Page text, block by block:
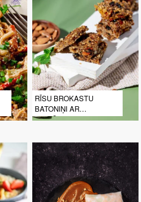
RĪSU BROKASTU
BATONIŅI AR
KALTĒTIEM AUGĻIEM